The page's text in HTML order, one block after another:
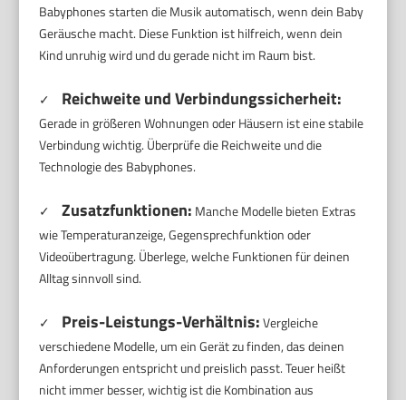
Babyphones starten die Musik automatisch, wenn dein Baby
Geräusche macht. Diese Funktion ist hilfreich, wenn dein
Kind unruhig wird und du gerade nicht im Raum bist.
✓ Reichweite und Verbindungssicherheit:
Gerade in größeren Wohnungen oder Häusern ist eine stabile
Verbindung wichtig. Überprüfe die Reichweite und die
Technologie des Babyphones.
✓ Zusatzfunktionen: Manche Modelle bieten Extras
wie Temperaturanzeige, Gegensprechfunktion oder
Videoübertragung. Überlege, welche Funktionen für deinen
Alltag sinnvoll sind.
✓ Preis-Leistungs-Verhältnis:Vergleiche
verschiedene Modelle, um ein Gerät zu finden, das deinen
Anforderungen entspricht und preislich passt. Teuer heißt
nicht immer besser, wichtig ist die Kombination aus